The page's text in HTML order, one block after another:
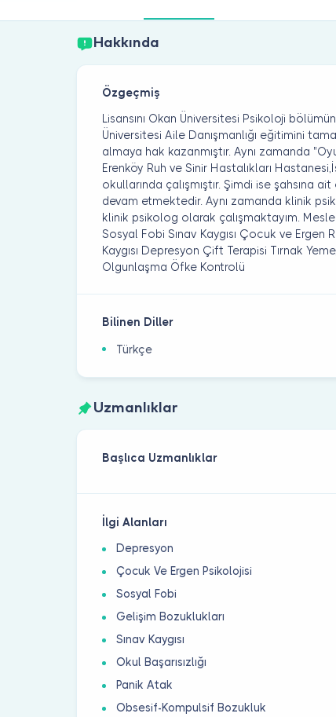
Hakkında
Özgeçmiş
Lisansını Okan Üniversitesi Psikoloji
Üniversitesi Aile Danışmanlığı eğitimini
almaya hak kazanmıştır. Aynı zamanda
Erenköy Ruh ve Sinir Hastalıkları
okullarında çalışmıştır. Şimdi ise şahsına
devam etmektedir. Aynı zamanda klinik
klinik psikolog olarak çalışmaktayım.
Sosyal Fobi Sınav Kaygısı Çocuk ve Ergen
Kaygısı Depresyon Çift Terapisi Tırnak
Olgunlaşma Öfke Kontrolü
Bilinen Diller
Türkçe
Uzmanlıklar
Başlıca Uzmanlıklar
İlgi Alanları
Depresyon
Çocuk Ve Ergen Psikolojisi
Sosyal Fobi
Gelişim Bozuklukları
Sınav Kaygısı
Okul Başarısızlığı
Panik Atak
Obsesif-Kompulsif Bozukluk